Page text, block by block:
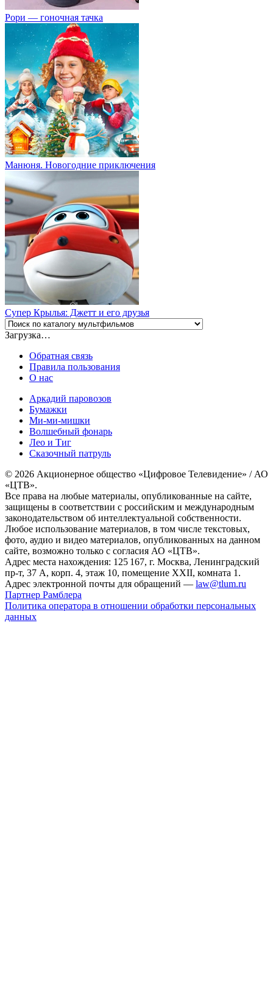
Рори — гоночная тачка
Манюня. Новогодние приключения
Супер Крылья: Джетт и его друзья
Загрузка…
Обратная связь
Правила пользования
О нас
Аркадий паровозов
Бумажки
Ми-ми-мишки
Волшебный фонарь
Лео и Тиг
Сказочный патруль
© 2026 Акционерное общество «Цифровое Телевидение» / АО
«ЦТВ».
Все права на любые материалы, опубликованные на сайте,
защищены в соответствии с российским и международным
законодательством об интеллектуальной собственности.
Любое использование материалов, в том числе текстовых,
фото, аудио и видео материалов, опубликованных на данном
сайте, возможно только с согласия АО «ЦТВ».
Адрес места нахождения: 125 167, г. Москва, Ленинградский
пр-т, 37 А, корп. 4, этаж 10, помещение XXII, комната 1.
Адрес электронной почты для обращений — law@tlum.ru
Партнер Рамблера
Политика оператора в отношении обработки персональных
данных